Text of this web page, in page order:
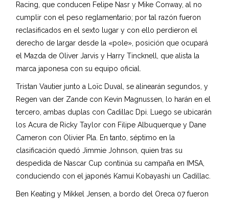
Racing, que conducen Felipe Nasr y Mike Conway, al no
cumplir con el peso reglamentario; por tal razón fueron
reclasificados en el sexto lugar y con ello perdieron el
derecho de largar desde la «pole», posición que ocupará
el Mazda de Oliver Jarvis y Harry Tincknell, que alista la
marca japonesa con su equipo oficial.
Tristan Vautier junto a Loïc Duval, se alinearán segundos, y
Regen van der Zande con Kevin Magnussen, lo harán en el
tercero, ambas duplas con Cadillac Dpi. Luego se ubicarán
los Acura de Ricky Taylor con Filipe Albuquerque y Dane
Cameron con Olivier Pla. En tanto, séptimo en la
clasificación quedó Jimmie Johnson, quien tras su
despedida de Nascar Cup continúa su campaña en IMSA,
conduciendo con el japonés Kamui Kobayashi un Cadillac.
Ben Keating y Mikkel Jensen, a bordo del Oreca 07 fueron